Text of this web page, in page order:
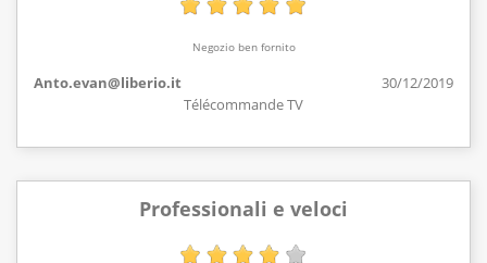
Negozio ben fornito
Anto.evan@liberio.it
30/12/2019
Télécommande TV
Professionali e veloci